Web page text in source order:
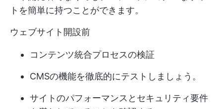
トを簡単に持つことができます。
ウェブサイト開設前
コンテンツ統合プロセスの検証
CMSの機能を徹底的にテストしましょう。
サイトのパフォーマンスとセキュリティ要件